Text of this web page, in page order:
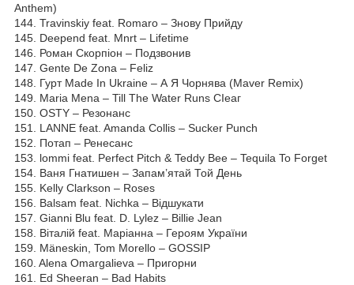
Anthem)
144. Travinskiy feat. Romaro – Знову Прийду
145. Deepend feat. Mnrt – Lifetime
146. Роман Скорпіон – Подзвонив
147. Gente De Zona – Feliz
148. Гурт Made In Ukraine – А Я Чорнява (Maver Remix)
149. Maria Mena – Till The Water Runs СІеаг
150. OSTY – Резонанс
151. LANNE feat. Amanda Collis – Sucker Punch
152. Потап – Ренесанс
153. lommi feat. Perfect Pitch & Teddy Bee – Tequila To Forget
154. Ваня Гнатишен – Запам’ятай Той День
155. Kelly Clarkson – Roses
156. Balsam feat. Nichka – Відшукати
157. Gianni Blu feat. D. Lylez – Billie Jean
158. Віталій feat. Маріанна – Героям України
159. Mäneskin, Tom Morello – GOSSIP
160. Alena Omargalieva – Пригорни
161. Ed Sheeran – Bad Habits